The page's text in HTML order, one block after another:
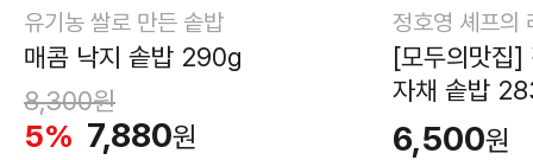
유기농 쌀로 만든 솥밥
매콤 낙지 솥밥 290g
8,300원
5% 7,880원
정호영 셰프의
[모두의맛집]
자채 솥밥
6,500원